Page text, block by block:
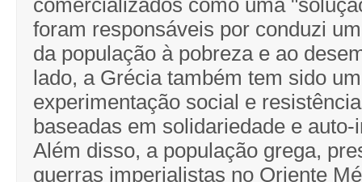
comercializados como uma
foram responsáveis por conduzi
da população à pobreza e ao
lado, a Grécia também tem sido
experimentação social e
baseadas em solidariedade e
Além disso, a população grega,
guerras imperialistas no Oriente